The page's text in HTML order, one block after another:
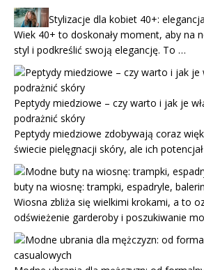
Stylizacje dla kobiet 40+:
Wiek 40+ to doskonały moment, aby na
styl i podkreślić swoją elegancję. To …
Peptydy miedziowe – czy warto i jak je
podrażnić skóry
Peptydy miedziowe zdobywają coraz
świecie pielęgnacji skóry, ale ich
buty na wiosnę: trampki, espadryle,
Wiosna zbliża się wielkimi krokami, a to
odświeżenie garderoby i poszukiwanie